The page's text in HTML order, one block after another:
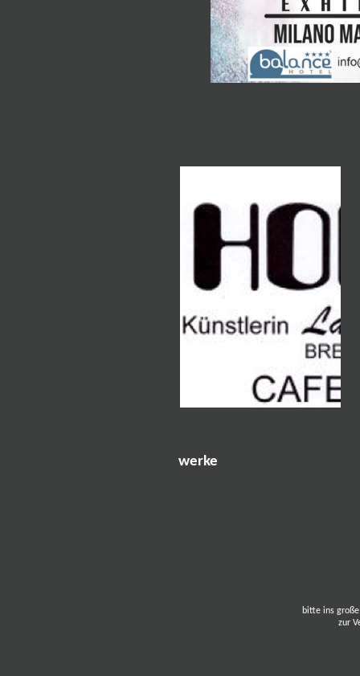
werke
bitte ins
zur